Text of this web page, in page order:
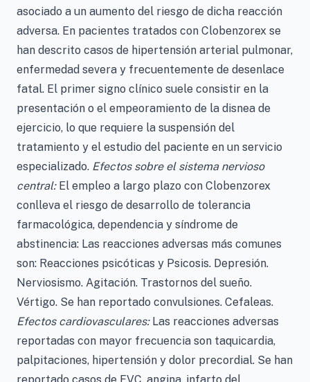
asociado a un aumento del riesgo de dicha reacción
adversa. En pacientes tratados con Clobenzorex se
han descrito casos de hipertensión arterial pulmonar,
enfermedad severa y frecuentemente de desenlace
fatal. El primer signo clínico suele consistir en la
presentación o el empeoramiento de la disnea de
ejercicio, lo que requiere la suspensión del
tratamiento y el estudio del paciente en un servicio
especializado. Efectos sobre el sistema nervioso
central:El empleo a largo plazo con Clobenzorex
conlleva el riesgo de desarrollo de tolerancia
farmacológica, dependencia y síndrome de
abstinencia: Las reacciones adversas más comunes
son: Reacciones psicóticas y Psicosis. Depresión.
Nerviosismo. Agitación. Trastornos del sueño.
Vértigo. Se han reportado convulsiones. Cefaleas.
Efectos cardiovasculares:Las reacciones adversas
reportadas con mayor frecuencia son taquicardia,
palpitaciones, hipertensión y dolor precordial. Se han